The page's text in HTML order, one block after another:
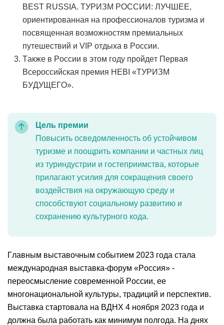
BEST RUSSIA. ТУРИЗМ РОССИИ: ЛУЧШЕЕ,
ориентированная на профессионалов туризма и
посвященная возможностям премиальных
путешествий и VIP отдыха в России.
Также в России в этом году пройдет Первая
Всероссийская премия HEBI «ТУРИЗМ
БУДУЩЕГО».
Цель премии
Повысить осведомленность об устойчивом
туризме и поощрить компании и частных лиц
из туриндустрии и гостеприимства, которые
прилагают усилия для сокращения своего
воздействия на окружающую среду и
способствуют социальному развитию и
сохранению культурного кода.
Главным выставочным событием 2023 года стала
международная выставка-форум «Россия» -
переосмысление современной России, ее
многонациональной культуры, традиций и перспектив.
Выставка стартовала на ВДНХ 4 ноября 2023 года и
должна была работать как минимум полгода. На днях